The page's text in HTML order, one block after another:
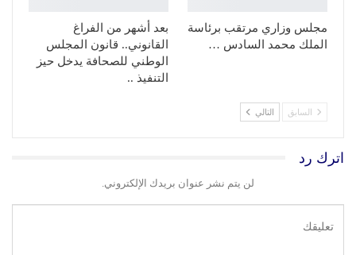
مجلس وزاري مرتقب برئاسة
الملك محمد السادس …
بعد أشهر من الفراغ
القانوني.. قانون المجلس
الوطني للصحافة يدخل حيز
التنفيذ ..
السابق التالي
اترك رد
لن يتم نشر عنوان بريدك الإلكتروني.